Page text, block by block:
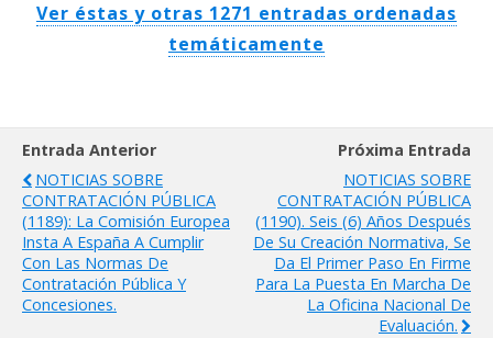
Ver éstas y otras 1271 entradas ordenadas
temáticamente
Entrada Anterior
NOTICIAS SOBRE
CONTRATACIÓN PÚBLICA
(1189): La Comisión Europea
Insta A España A Cumplir
Con Las Normas De
Contratación Pública Y
Concesiones.
Próxima Entrada
NOTICIAS SOBRE
CONTRATACIÓN PÚBLICA
(1190). Seis (6) Años Después
De Su Creación Normativa, Se
Da El Primer Paso En Firme
Para La Puesta En Marcha De
La Oficina Nacional De
Evaluación.